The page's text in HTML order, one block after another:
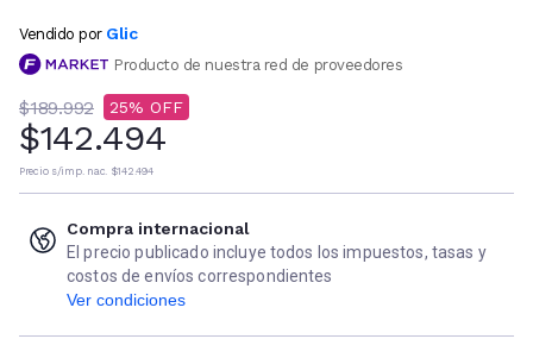
Vendido por Glic
Producto de nuestra red de proveedores
$189.992 25
$142.494
Precio s/imp. nac. $142.494
Compra internacional
El precio publicado incluye todos los impuestos, tasas y
costos de envíos correspondientes
Ver condiciones